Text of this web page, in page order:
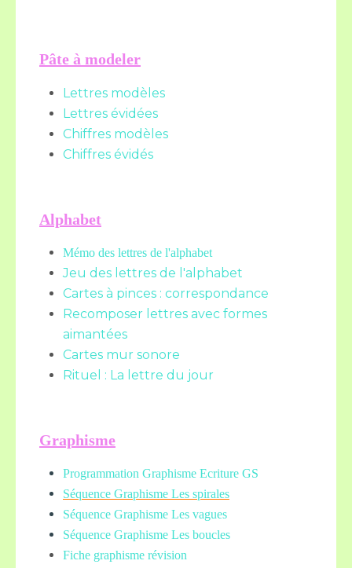
Pâte à modeler
Lettres modèles
Lettres évidées
Chiffres modèles
Chiffres évidés
Alphabet
Mémo des lettres de l'alphabet
Jeu des lettres de l'alphabet
Cartes à pinces : correspondance
Recomposer lettres avec formes
aimantées
Cartes mur sonore
Rituel : La lettre du jour
Graphisme
Programmation Graphisme Ecriture GS
Séquence Graphisme Les spirales
Séquence Graphisme Les vagues
Séquence Graphisme Les boucles
Fiche graphisme révision